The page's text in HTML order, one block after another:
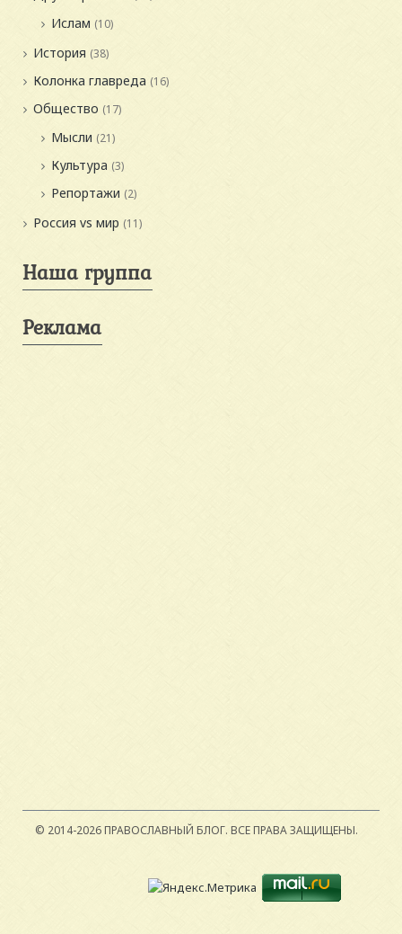
Ислам (10)
История (38)
Колонка главреда (16)
Общество (17)
Мысли (21)
Культура (3)
Репортажи (2)
Россия vs мир (11)
Наша группа
Реклама
© 2014-2026 ПРАВОСЛАВНЫЙ БЛОГ. ВСЕ ПРАВА ЗАЩИЩЕНЫ.